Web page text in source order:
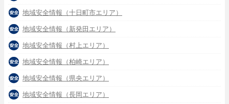
地域安全情報（十日町市エリア）
地域安全情報（新発田エリア）
地域安全情報（村上エリア）
地域安全情報（柏崎エリア）
地域安全情報（県央エリア）
地域安全情報（長岡エリア）